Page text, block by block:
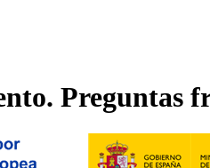
Preguntas